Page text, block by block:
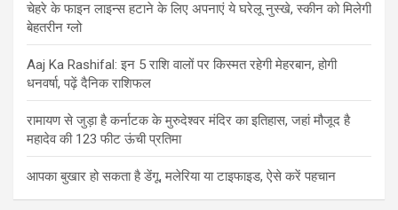
चेहरे के फाइन लाइन्स हटाने के लिए अपनाएं ये घरेलू नुस्खे, स्कीन को मिलेगी
बेहतरीन ग्लो
Aaj Ka Rashifal: इन 5 राशि वालों पर किस्मत रहेगी मेहरबान, होगी
धनवर्षा, पढ़ें दैनिक राशिफल
रामायण से जुड़ा है कर्नाटक के मुरुदेश्वर मंदिर का इतिहास, जहां मौजूद है
महादेव की 123 फीट ऊंची प्रतिमा
आपका बुखार हो सकता है डेंगू, मलेरिया या टाइफाइड, ऐसे करें पहचान